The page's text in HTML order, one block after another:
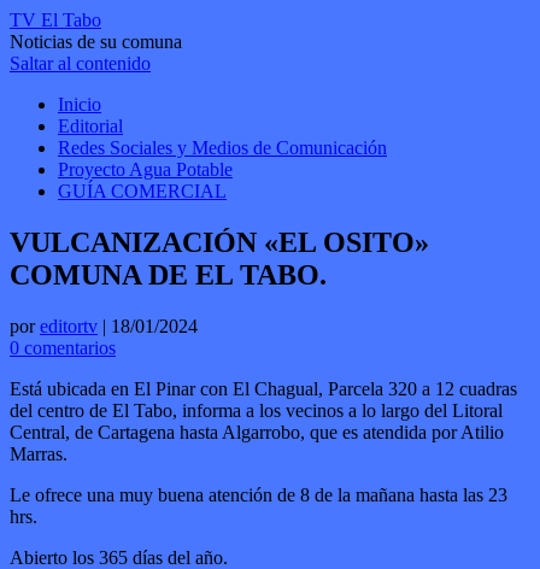
TV El Tabo
Noticias de su comuna
Saltar al contenido
Inicio
Editorial
Redes Sociales y Medios de Comunicación
Proyecto Agua Potable
GUÍA COMERCIAL
VULCANIZACIÓN «EL OSITO»
COMUNA DE EL TABO.
poreditortv | 18/01/2024
0 comentarios
Está ubicada en El Pinar con El Chagual, Parcela 320 a 12 cuadras
del centro de El Tabo, informa a los vecinos a lo largo del Litoral
Central, de Cartagena hasta Algarrobo, que es atendida por Atilio
Marras.
Le ofrece una muy buena atención de 8 de la mañana hasta las 23
hrs.
Abierto los 365 días del año.